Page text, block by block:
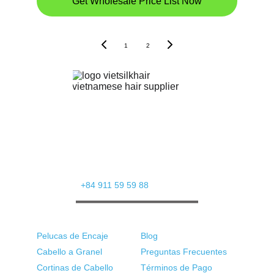
1 2
+84 911 59 59 88
Pelucas de Encaje
Cabello a Granel
Cortinas de Cabello
Blog
Preguntas Frecuentes
Términos de Pago